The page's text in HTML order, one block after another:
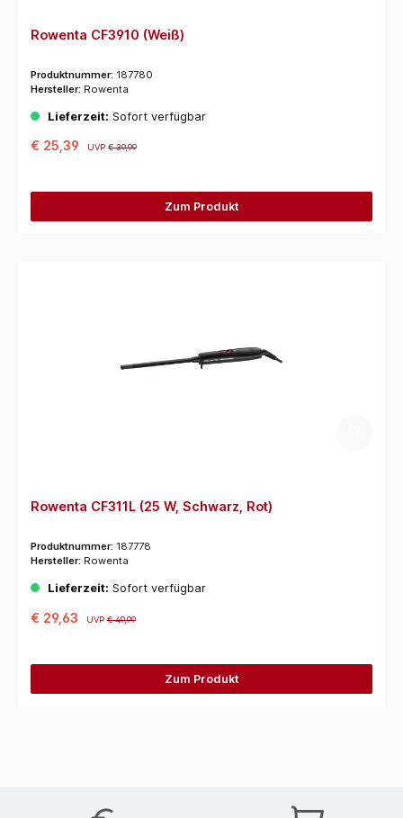
Rowenta CF3910 (Weiß)
Produktnummer: 187780
Hersteller: Rowenta
Lieferzeit: Sofort verfügbar
€ 25,39 UVP€ 39,99
Zum Produkt
Rowenta CF311L (25 W, Schwarz, Rot)
Produktnummer: 187778
Hersteller: Rowenta
Lieferzeit: Sofort verfügbar
€ 29,63 UVP€ 49,99
Zum Produkt